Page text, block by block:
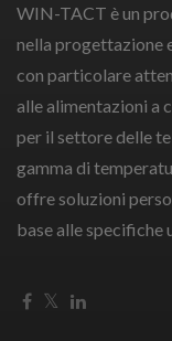
WIN-TACT è un
nella progettazione
con particolare
alle alimentazioni a
per il settore delle
gamma di
offre soluzioni
base alle specifiche